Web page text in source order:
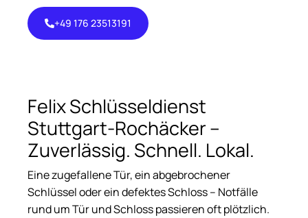
+49 176 23513191
Felix Schlüsseldienst
Stuttgart-Rochäcker –
Zuverlässig. Schnell. Lokal.
Eine zugefallene Tür, ein abgebrochener
Schlüssel oder ein defektes Schloss – Notfälle
rund um Tür und Schloss passieren oft plötzlich.